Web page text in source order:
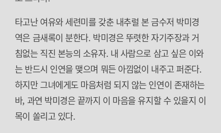
타고난 여유와 세련미를 갖춘 내추럴 본 금수저 박미경
역은 금새록이 분한다. 박미경은 뚜렷한 자기주장과 거
침없는 직진 본능의 소유자. 내 사람으로 삼고 싶은 이와
는 반드시 인연을 맺으며 뭐든 아낌없이 내주고 퍼준다.
하지만 그녀에게도 마음처럼 되지 않는 인연이 존재하는
바, 과연 박미경은 끝까지 이 마음을 유지할 수 있을지 이
목이 쏠리고 있다.